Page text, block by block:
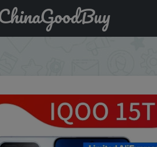
:ONEPLUS15KK Original IQOO